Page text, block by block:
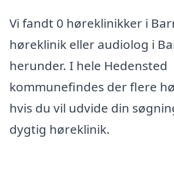
Vi fandt 0 høreklinikker i
høreklinik eller audiolog i
herunder. I hele Hedensted
kommunefindes der flere
hvis du vil udvide din
dygtig høreklinik.